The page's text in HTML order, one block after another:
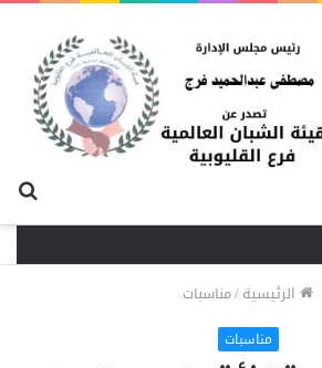
الرئيسية/مناسبات
مناسبات